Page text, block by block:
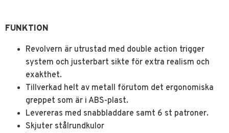
FUNKTION
Revolvern är utrustad med double action trigger
system och justerbart sikte för extra realism och
exakthet.
Tillverkad helt av metall förutom det ergonomiska
greppet som är i ABS-plast.
Levereras med snabbladdare samt 6 st patroner.
Skjuter stålrundkulor